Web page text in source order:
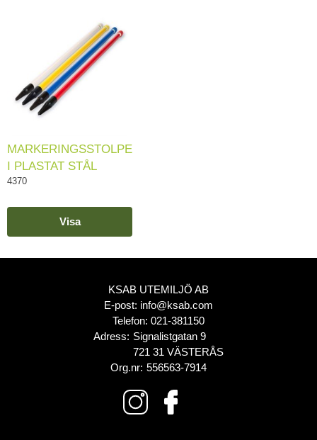
MARKERINGSSTOLPE
I PLASTAT STÅL
4370
Visa
KSAB UTEMILJÖ AB
E-post: info@ksab.com
Telefon: 021-381150
Adress: Signalistgatan 9
721 31 VÄSTERÅS
Org.nr: 556563-7914